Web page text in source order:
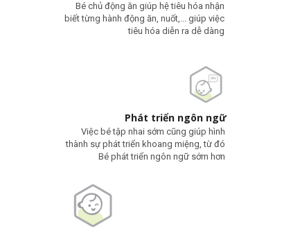
Bé chủ động ăn giúp hệ tiêu hóa nhận
biết từng hành động ăn, nuốt,... giúp việc
tiêu hóa diễn ra dễ dàng
Phát triển ngôn ngữ
Việc bé tập nhai sớm cũng giúp hình
thành sự phát triển khoang miệng, từ đó
Bé phát triển ngôn ngữ sớm hơn